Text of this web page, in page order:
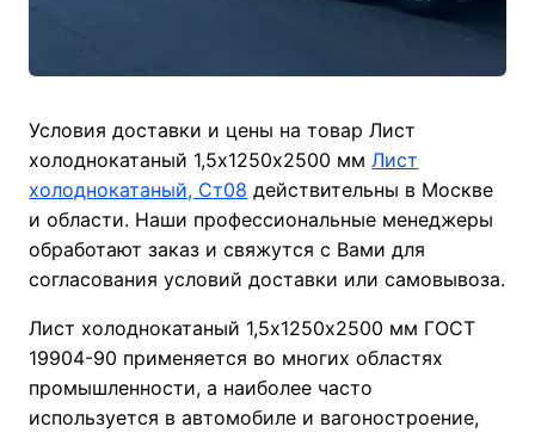
Условия доставки и цены на товар Лист
холоднокатаный 1,5х1250х2500 ммЛист
холоднокатаный, Ст08 действительны в Москве
и области. Наши профессиональные менеджеры
обработают заказ и свяжутся с Вами для
согласования условий доставки или самовывоза.
Лист холоднокатаный 1,5х1250х2500 мм ГОСТ
19904-90 применяется во многих областях
промышленности, а наиболее часто
используется в автомобиле и вагоностроение,